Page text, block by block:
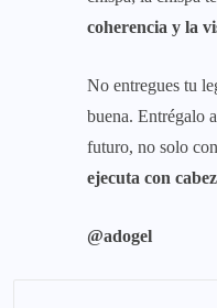
coherencia y la
No entregues tu
buena. Entrégalo
futuro, no solo
ejecuta con
@adogel